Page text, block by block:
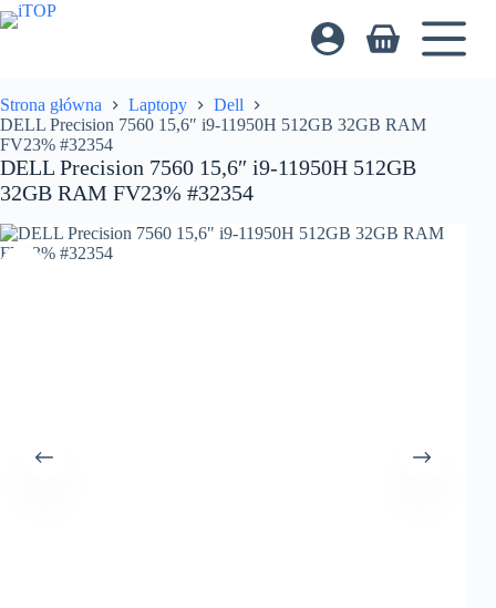
Przejdź
do
Koszyk
Strona główna Laptopy
Dell
DELL Precision 7560 15,6″ i9-11950H 512GB 32GB RAM
FV23% #32354
DELL Precision 7560 15,6″ i9-11950H 512GB
32GB RAM FV23% #32354